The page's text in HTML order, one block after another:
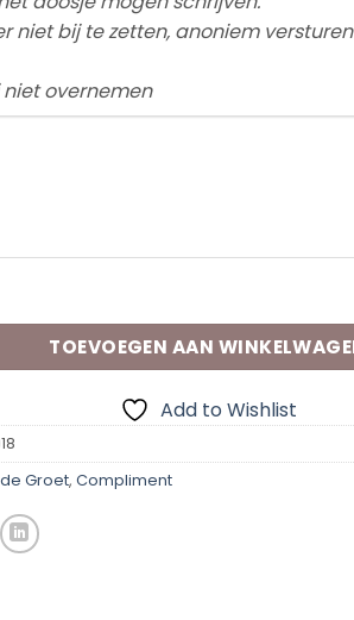
niet bij te zetten, anoniem
niet overnemen
waard aantal
TOEVOEGEN AAN
Add to Wishlist
Groet, Compliment